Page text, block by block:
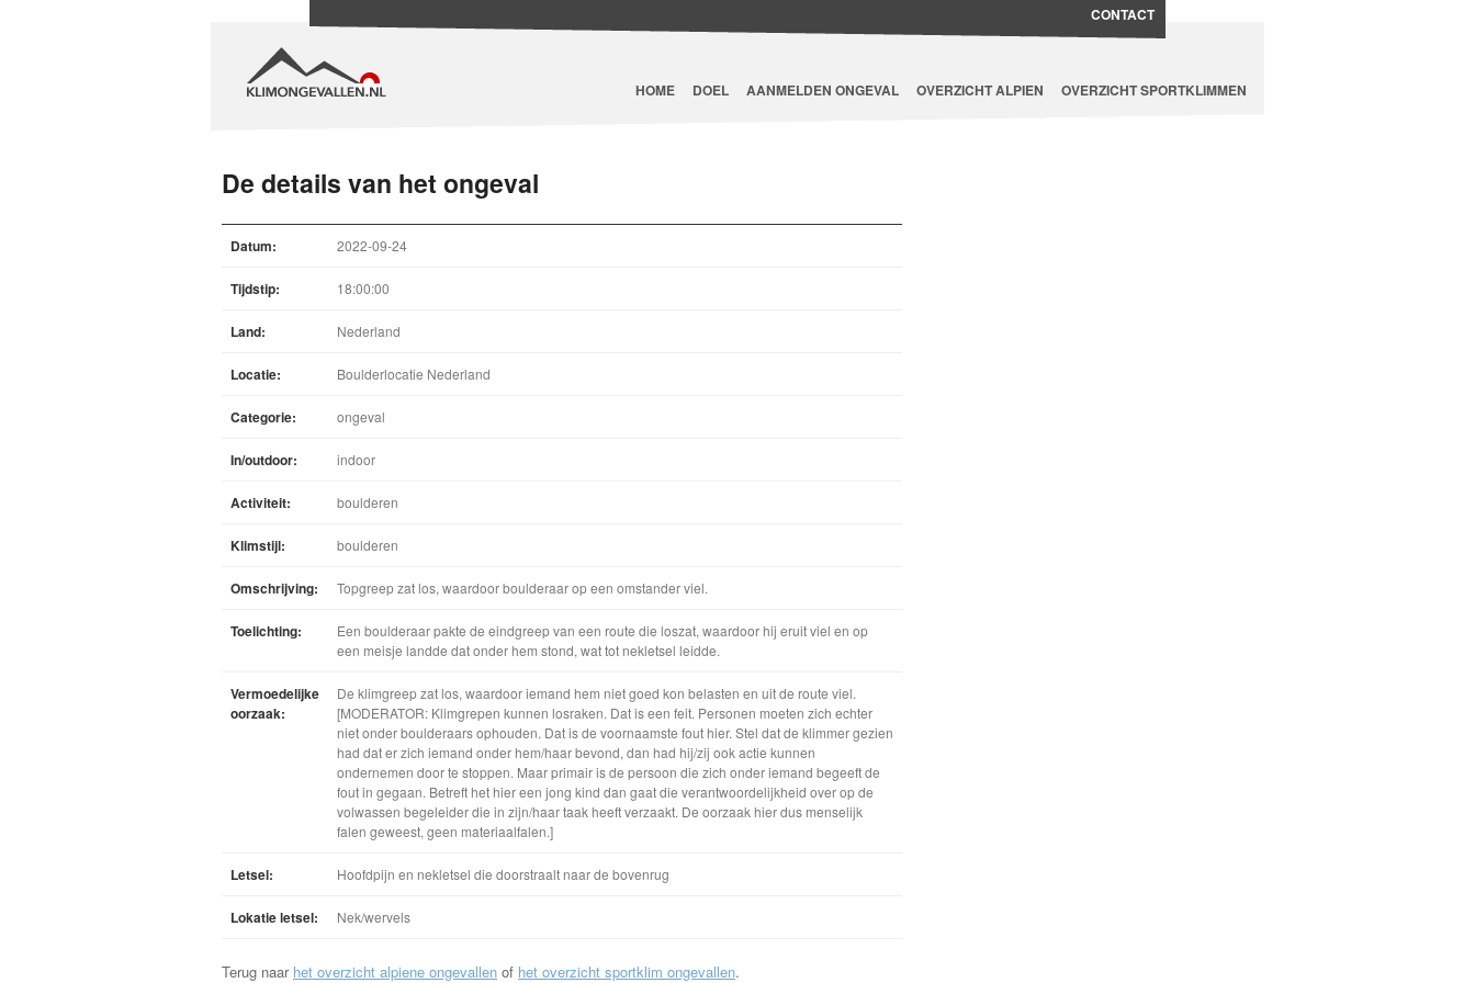
HOME DOEL AANMELDEN ONGEVAL OVERZICHT ALPIEN OVERZICHT SPORTKLIMMEN
CONTACT
De details van het ongeval
Datum: 2022-09-24
Tijdstip: 18:00:00
Land: Nederland
Locatie: Boulderlocatie Nederland
Categorie: ongeval
In/outdoor: indoor
Activiteit: boulderen
Klimstijl: boulderen
Omschrijving: Topgreep zat los, waardoor boulderaar op een omstander viel.
Toelichting:
Een boulderaar pakte de eindgreep van een route die loszat, waardoor hij eruit viel en op
een meisje landde dat onder hem stond, wat tot nekletsel leidde.
Vermoedelijke
oorzaak:
De klimgreep zat los, waardoor iemand hem niet goed kon belasten en uit de route viel.
[MODERATOR: Klimgrepen kunnen losraken. Dat is een feit. Personen moeten zich echter
niet onder boulderaars ophouden. Dat is de voornaamste fout hier. Stel dat de klimmer gezien
had dat er zich iemand onder hem/haar bevond, dan had hij/zij ook actie kunnen
ondernemen door te stoppen. Maar primair is de persoon die zich onder iemand begeeft de
fout in gegaan. Betreft het hier een jong kind dan gaat die verantwoordelijkheid over op de
volwassen begeleider die in zijn/haar taak heeft verzaakt. De oorzaak hier dus menselijk
falen geweest, geen materiaalfalen.]
Letsel: Hoofdpijn en nekletsel die doorstraalt naar de bovenrug
Lokatie letsel: Nek/wervels
Terug naar het overzicht alpiene ongevallen of het overzicht sportklim ongevallen.